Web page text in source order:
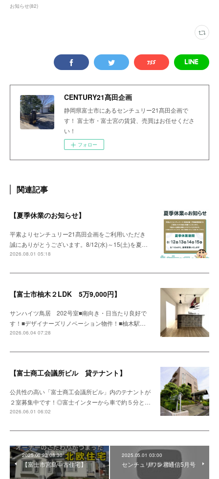
お知らせ(82)
CENTURY21髙田企画
静岡県富士市にあるセンチュリー21髙田企画で
す！ 富士市・富士宮の賃貸、売買はお任せくださ
い！
フォロー
関連記事
【夏季休業のお知らせ】
平素よりセンチュリー21髙田企画をご利用いただき
誠にありがとうございます。8/12(水)～15(土)を夏…
2026.08.01 05:18
【富士市柚木２LDK 5万9,000円】
サンハイツ鳥居 202号室■南向き・日当たり良好で
す！■デザイナーズリノベーション物件！■柚木駅…
2026.06.04 07:28
【富士商工会議所ビル 貸テナント】
公共性の高い「富士商工会議所ビル」内のテナントが
２室募集中です！◎富士インターから車で約５分と…
2026.06.01 06:02
2025.06.23 08:30
【富士市宮島中古住宅】
2025.05.01 03:00
センチュリワン君通信5月号